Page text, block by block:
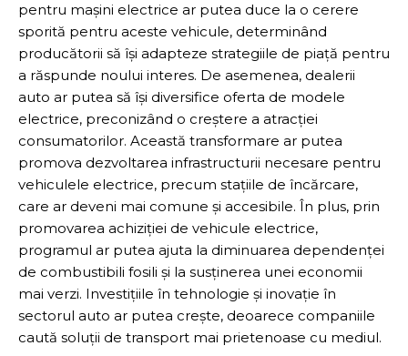
pentru mașini electrice ar putea duce la o cerere
sporită pentru aceste vehicule, determinând
producătorii să își adapteze strategiile de piață pentru
a răspunde noului interes. De asemenea, dealerii
auto ar putea să își diversifice oferta de modele
electrice, preconizând o creștere a atracției
consumatorilor. Această transformare ar putea
promova dezvoltarea infrastructurii necesare pentru
vehiculele electrice, precum stațiile de încărcare,
care ar deveni mai comune și accesibile. În plus, prin
promovarea achiziției de vehicule electrice,
programul ar putea ajuta la diminuarea dependenței
de combustibili fosili și la susținerea unei economii
mai verzi. Investițiile în tehnologie și inovație în
sectorul auto ar putea crește, deoarece companiile
caută soluții de transport mai prietenoase cu mediul.